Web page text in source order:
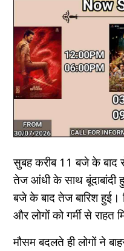
सुबह करीब 11 बजे के बाद
तेज आंधी के साथ
बजे के बाद तेज बारिश हुई।
और लोगों को गर्मी से राहत
मौसम बदलते ही लोगों ने